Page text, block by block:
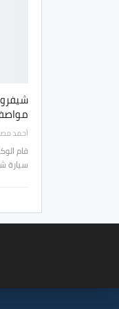
أحمد
قام
سيارة شيفروليه